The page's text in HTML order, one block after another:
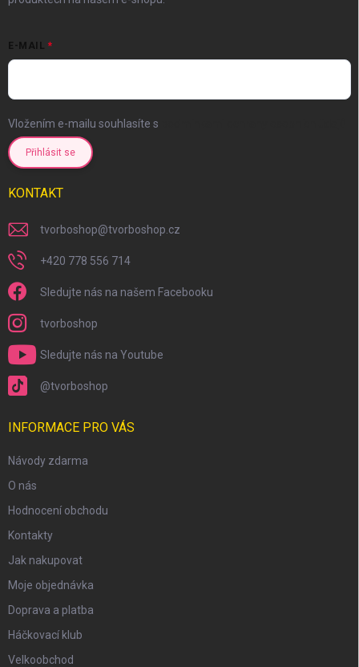
E-MAIL
Vložením e-mailu souhlasíte s
Přihlásit se
KONTAKT
tvorboshop@tvorboshop.cz
+420 778 556 714
Sledujte nás na našem Facebooku
tvorboshop
Sledujte nás na Youtube
@tvorboshop
INFORMACE PRO VÁS
Návody zdarma
O nás
Hodnocení obchodu
Kontakty
Jak nakupovat
Moje objednávka
Doprava a platba
Háčkovací klub
Velkoobchod